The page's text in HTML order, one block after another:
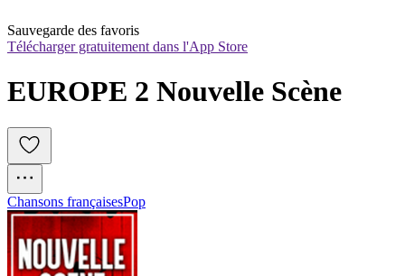
Sauvegarde des favoris
Télécharger gratuitement dans l'App Store
EUROPE 2 Nouvelle Scène
Chansons françaisesPop